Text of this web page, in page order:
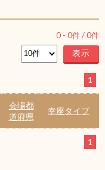
0 - 0件 /0件
1
会場都
道府県
幸座タイプ
1